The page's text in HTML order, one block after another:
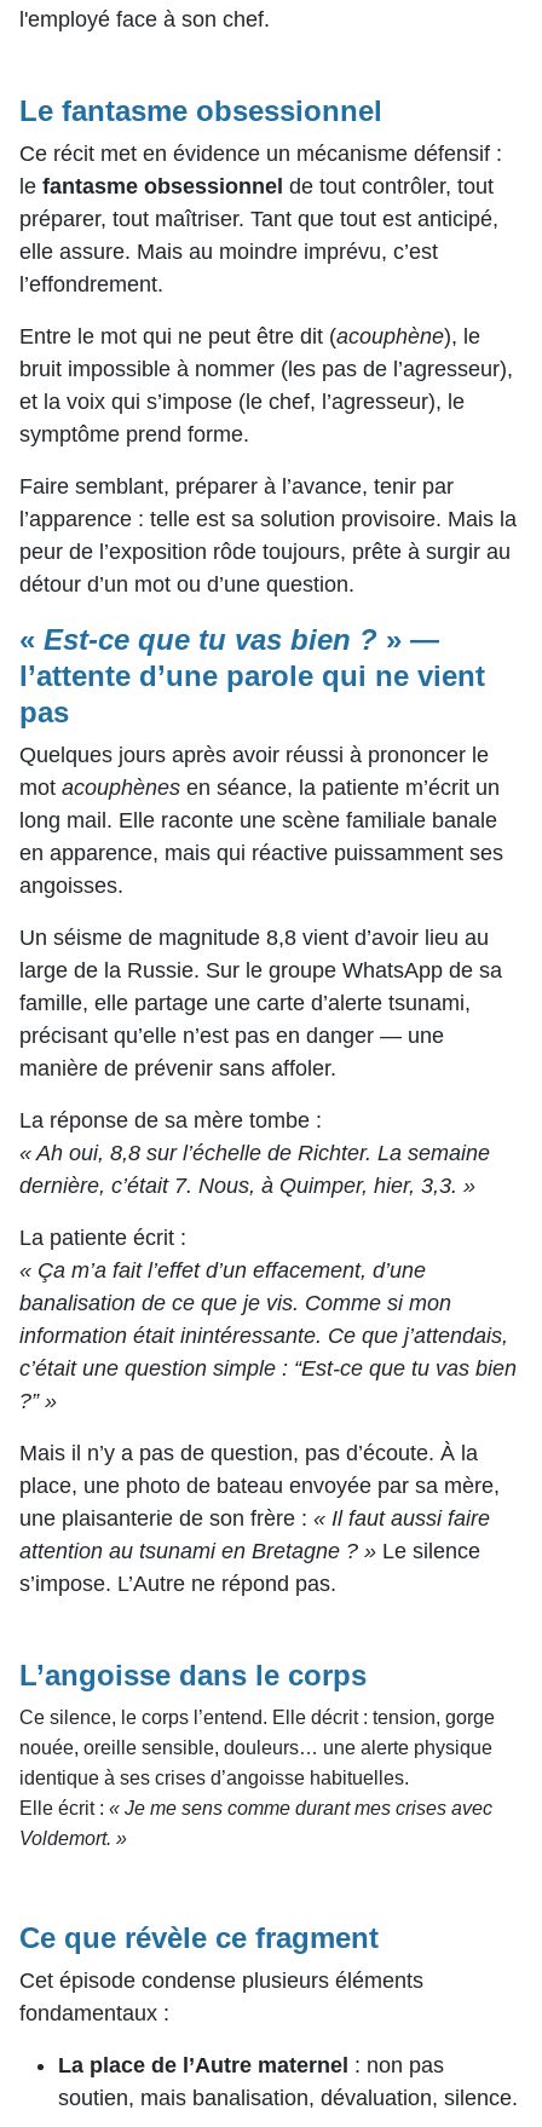
l'employé face à son chef.
Le fantasme obsessionnel
Ce récit met en évidence un mécanisme défensif :
le fantasme obsessionnel de tout contrôler, tout
préparer, tout maîtriser. Tant que tout est anticipé,
elle assure. Mais au moindre imprévu, c’est
l’effondrement.
Entre le mot qui ne peut être dit (acouphène), le
bruit impossible à nommer (les pas de l’agresseur),
et la voix qui s’impose (le chef, l’agresseur), le
symptôme prend forme.
Faire semblant, préparer à l’avance, tenir par
l’apparence : telle est sa solution provisoire. Mais la
peur de l’exposition rôde toujours, prête à surgir au
détour d’un mot ou d’une question.
« Est-ce que tu vas bien ? » —
l’attente d’une parole qui ne vient
pas
Quelques jours après avoir réussi à prononcer le
mot acouphènes en séance, la patiente m’écrit un
long mail. Elle raconte une scène familiale banale
en apparence, mais qui réactive puissamment ses
angoisses.
Un séisme de magnitude 8,8 vient d’avoir lieu au
large de la Russie. Sur le groupe WhatsApp de sa
famille, elle partage une carte d’alerte tsunami,
précisant qu’elle n’est pas en danger — une
manière de prévenir sans affoler.
La réponse de sa mère tombe :
« Ah oui, 8,8 sur l’échelle de Richter. La semaine
dernière, c’était 7. Nous, à Quimper, hier, 3,3. »
La patiente écrit :
« Ça m’a fait l’effet d’un effacement, d’une
banalisation de ce que je vis. Comme si mon
information était inintéressante. Ce que j’attendais,
c’était une question simple : “Est-ce que tu vas bien
?” »
Mais il n’y a pas de question, pas d’écoute. À la
place, une photo de bateau envoyée par sa mère,
une plaisanterie de son frère : « Il faut aussi faire
attention au tsunami en Bretagne ? » Le silence
s’impose. L’Autre ne répond pas.
L’angoisse dans le corps
Ce silence, le corps l’entend. Elle décrit : tension, gorge
nouée, oreille sensible, douleurs… une alerte physique
identique à ses crises d’angoisse habituelles.
Elle écrit : « Je me sens comme durant mes crises avec
Voldemort. »
Ce que révèle ce fragment
Cet épisode condense plusieurs éléments
fondamentaux :
La place de l’Autre maternel : non pas
soutien, mais banalisation, dévaluation, silence.